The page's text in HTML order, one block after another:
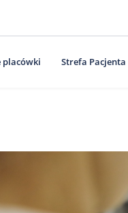
placówki Strefa Pacjenta